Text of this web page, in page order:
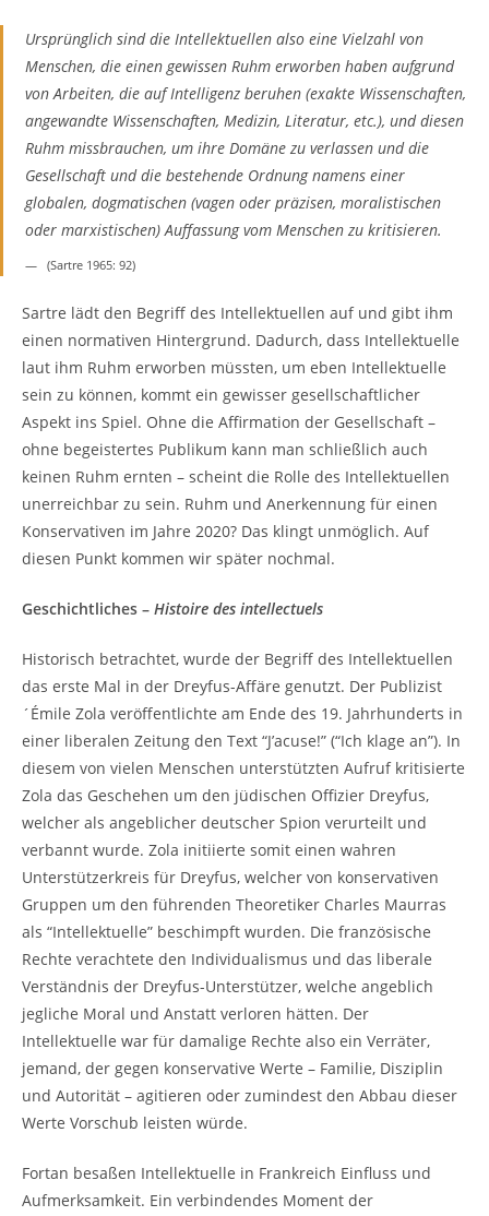
Ursprünglich sind die Intellektuellen also eine Vielzahl von
Menschen, die einen gewissen Ruhm erworben haben aufgrund
von Arbeiten, die auf Intelligenz beruhen (exakte Wissenschaften,
angewandte Wissenschaften, Medizin, Literatur, etc.), und diesen
Ruhm missbrauchen, um ihre Domäne zu verlassen und die
Gesellschaft und die bestehende Ordnung namens einer
globalen, dogmatischen (vagen oder präzisen, moralistischen
oder marxistischen) Auffassung vom Menschen zu kritisieren.
(Sartre 1965: 92)
Sartre lädt den Begriff des Intellektuellen auf und gibt ihm
einen normativen Hintergrund. Dadurch, dass Intellektuelle
laut ihm Ruhm erworben müssten, um eben Intellektuelle
sein zu können, kommt ein gewisser gesellschaftlicher
Aspekt ins Spiel. Ohne die Affirmation der Gesellschaft –
ohne begeistertes Publikum kann man schließlich auch
keinen Ruhm ernten – scheint die Rolle des Intellektuellen
unerreichbar zu sein. Ruhm und Anerkennung für einen
Konservativen im Jahre 2020? Das klingt unmöglich. Auf
diesen Punkt kommen wir später nochmal.
Geschichtliches – Histoire des intellectuels
Historisch betrachtet, wurde der Begriff des Intellektuellen
das erste Mal in der Dreyfus-Affäre genutzt. Der Publizist
´Émile Zola veröffentlichte am Ende des 19. Jahrhunderts in
einer liberalen Zeitung den Text “J’acuse!” (“Ich klage an”). In
diesem von vielen Menschen unterstützten Aufruf kritisierte
Zola das Geschehen um den jüdischen Offizier Dreyfus,
welcher als angeblicher deutscher Spion verurteilt und
verbannt wurde. Zola initiierte somit einen wahren
Unterstützerkreis für Dreyfus, welcher von konservativen
Gruppen um den führenden Theoretiker Charles Maurras
als “Intellektuelle” beschimpft wurden. Die französische
Rechte verachtete den Individualismus und das liberale
Verständnis der Dreyfus-Unterstützer, welche angeblich
jegliche Moral und Anstatt verloren hätten. Der
Intellektuelle war für damalige Rechte also ein Verräter,
jemand, der gegen konservative Werte – Familie, Disziplin
und Autorität – agitieren oder zumindest den Abbau dieser
Werte Vorschub leisten würde.
Fortan besaßen Intellektuelle in Frankreich Einfluss und
Aufmerksamkeit. Ein verbindendes Moment der